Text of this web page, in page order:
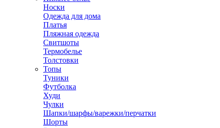
Носки
Одежда для дома
Платья
Пляжная одежда
Свитшоты
Термобелье
Толстовки
Топы
Туники
Футболка
Худи
Чулки
Шапки/шарфы/варежки/перчатки
Шорты